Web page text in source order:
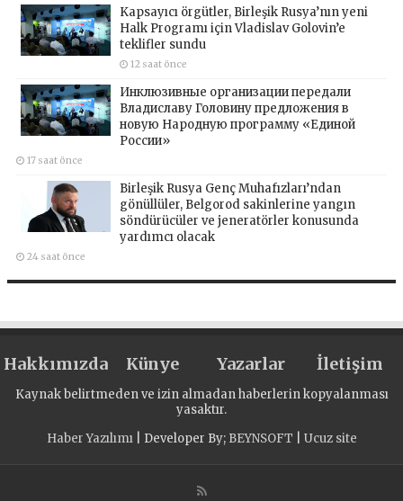
Kapsayıcı örgütler, Birleşik Rusya’nın yeni
Halk Programı için Vladislav Golovin’e
teklifler sundu
12 saat önce
Инклюзивные организации передали
Владиславу Головину предложения в
новую Народную программу «Единой
России»
17 saat önce
Birleşik Rusya Genç Muhafızları’ndan
gönüllüler, Belgorod sakinlerine yangın
söndürücüler ve jeneratörler konusunda
yardımcı olacak
24 saat önce
Hakkımızda Künye Yazarlar İletişim
Kaynak belirtmeden ve izin almadan haberlerin kopyalanması
yasaktır.
Haber Yazılımı| Developer By; BEYNSOFT Ucuz site